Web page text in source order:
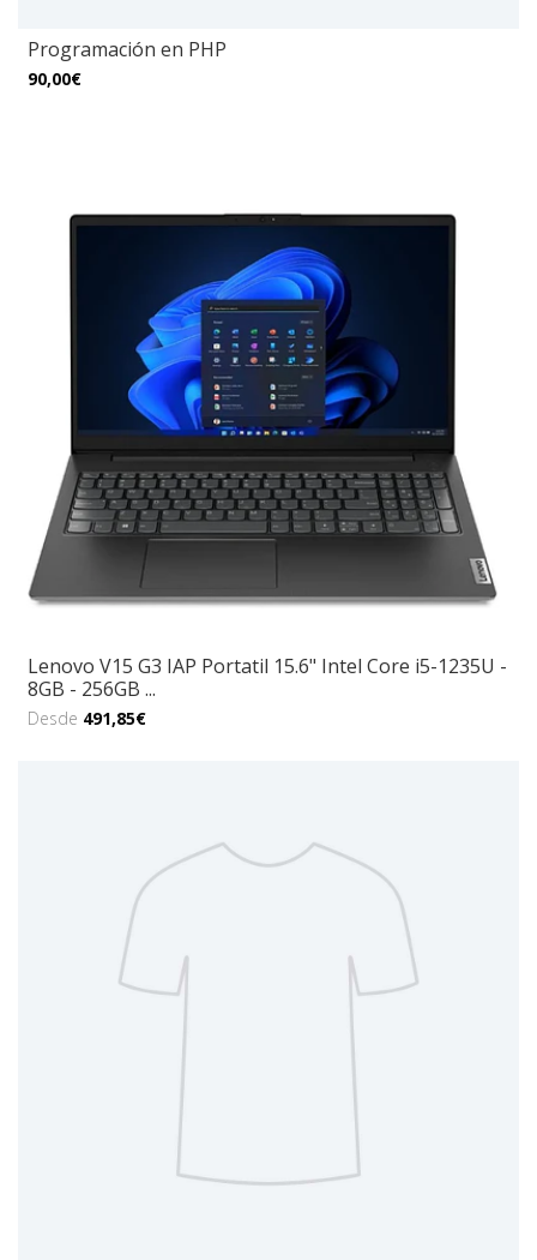
Programación en PHP
90,00€
Lenovo V15 G3 IAP Portatil 15.6" Intel Core i5-1235U -
8GB - 256GB ...
Desde 491,85€